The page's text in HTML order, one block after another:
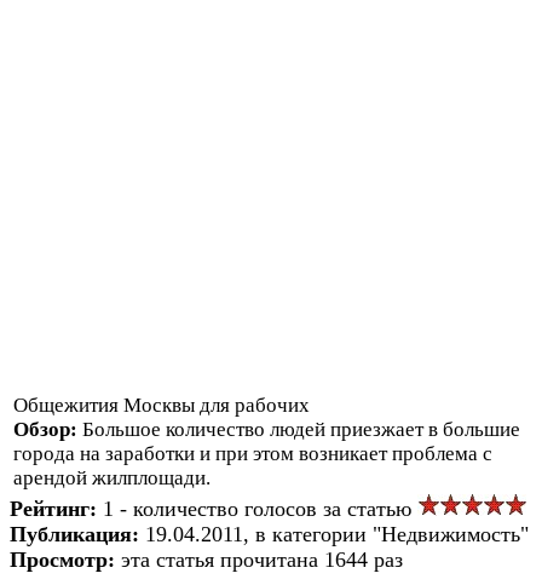
Общежития Москвы для рабочих
Обзор: Большое количество людей приезжает в большие
города на заработки и при этом возникает проблема с
арендой жилплощади.
Рейтинг: 1 - количество голосов за статью
Публикация: 19.04.2011, в категории "Недвижимость"
Просмотр: эта статья прочитана 1644 раз